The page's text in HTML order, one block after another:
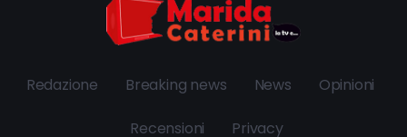
Redazione Breaking news News Opinioni
Recensioni Privacy